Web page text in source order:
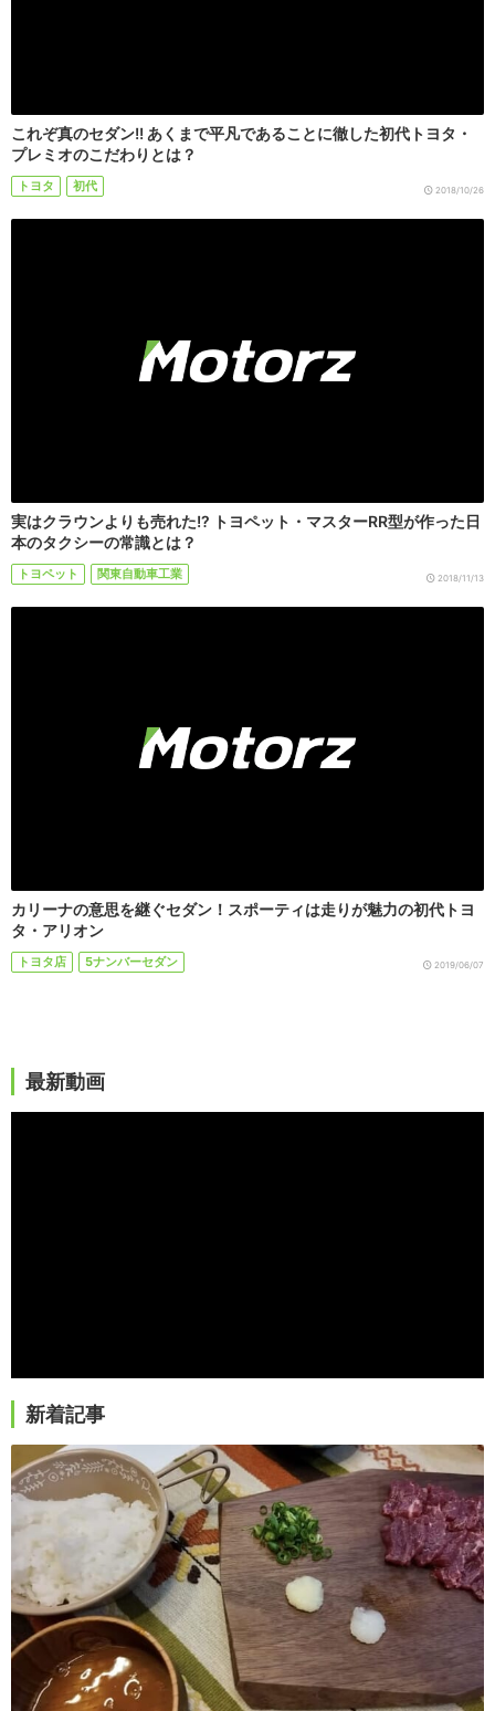
これぞ真のセダン!! あくまで平凡であることに徹した初代トヨタ・
プレミオのこだわりとは？
トヨタ 初代 2018/10/26
実はクラウンよりも売れた!? トヨペット・マスターRR型が作った日
本のタクシーの常識とは？
トヨペット 関東自動車工業 2018/11/13
カリーナの意思を継ぐセダン！スポーティは走りが魅力の初代トヨ
タ・アリオン
トヨタ店 5ナンバーセダン 2019/06/07
最新動画
新着記事